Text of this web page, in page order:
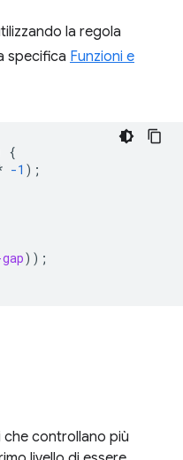
la regola
specifica Funzioni e
{
-1 );
));
controllano più